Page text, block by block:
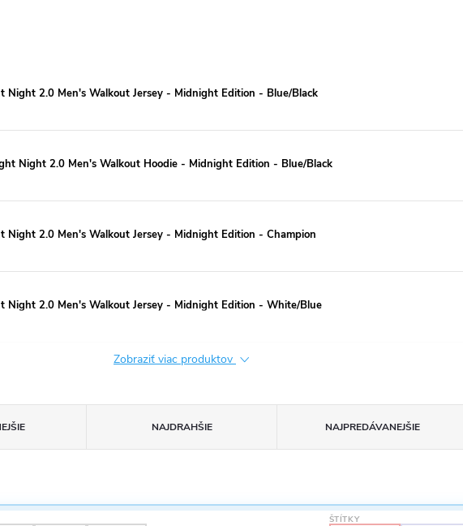
Night 2.0 Men's Walkout Jersey - Midnight Edition - Blue/Black
Night 2.0 Men's Walkout Hoodie - Midnight Edition - Blue/Black
Night 2.0 Men's Walkout Jersey - Midnight Edition - Champion
Night 2.0 Men's Walkout Jersey - Midnight Edition - White/Blue
Zobraziť viac produktov
NAJDRAHŠIE NAJPREDÁVANEJŠIE
ŠTÍTKY